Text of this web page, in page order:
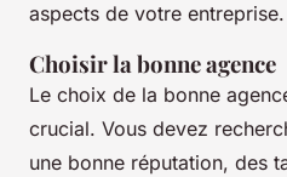
aspects de votre entreprise.
Choisir la bonne agence
Le choix de la bonne
crucial. Vous devez
une bonne réputation, des